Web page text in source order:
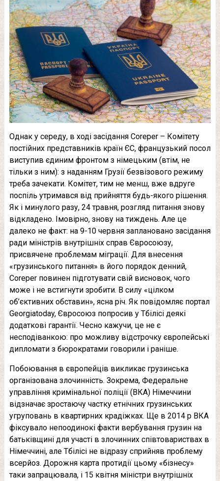
Однак у середу, в ході засідання Coreper – Комітету
постійних представників країн ЄС, французький посол
виступив єдиним фронтом з німецьким (втім, не
тільки з ним): з наданням Грузії безвізового режиму
треба зачекати. Комітет, тим не менш, вже вдруге
поспіль утримався від прийняття будь-якого рішення.
Як і минулого разу, 24 травня, розгляд питання знову
відкладено. Імовірно, знову на тиждень. Але це
далеко не факт: на 9-10 червня заплановано засідання
ради міністрів внутрішніх справ Євросоюзу,
присвячене проблемам міграції. Для внесення
«грузинського питання» в його порядок денний,
Coreper повинен підготувати свій висновок, чого
може і не встигнути зробити. В силу «цілком
об’єктивних обставин», ясна річ. Як повідомляє портал
Georgiatoday, Євросоюз попросив у Тбілісі деякі
додаткові гарантії. Чесно кажучи, це не є
несподіванкою: про можливу відстрочку європейські
дипломати з бюрократами говорили і раніше.
Побоювання в європейців викликає грузинська
організована злочинність. Зокрема, Федеральне
управління кримінальної поліції (ВКА) Німеччини
відзначає зростаючу частку етнічних грузинських
угруповань в квартирних крадіжках. Ще в 2014 р ВКА
фіксувало непоодинокі факти вербування грузин на
батьківщині для участі в злочинних співтовариствах в
Німеччині, але Тбілісі не відразу сприйняв проблему
всерйоз. Дорожня карта протидії цьому «бізнесу»
таки запрацювала, і 15 квітня міністри внутрішніх